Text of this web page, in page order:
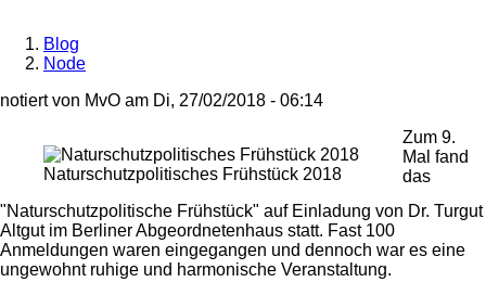
Breadcrumb
Blog
Node
notiert von MvO am Di, 27/02/2018 - 06:14
Naturschutzpolitisches Frühstück 2018
Zum 9.
Mal fand
das
"Naturschutzpolitische Frühstück" auf Einladung von Dr. Turgut
Altgut im Berliner Abgeordnetenhaus statt. Fast 100
Anmeldungen waren eingegangen und dennoch war es eine
ungewohnt ruhige und harmonische Veranstaltung.